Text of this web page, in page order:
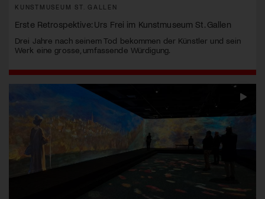
KUNSTMUSEUM ST. GALLEN
Erste Retrospektive: Urs Frei im Kunstmuseum St. Gallen
Drei Jahre nach seinem Tod bekommen der Künstler und sein
Werk eine grosse, umfassende Würdigung.